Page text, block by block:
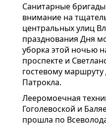
Санитарные
внимание на
центральных улиц
празднования Дня
уборка этой ночью
проспекте и
гостевому
Патрокла.
Лееромоечная
Гоголевоской и
прошла по